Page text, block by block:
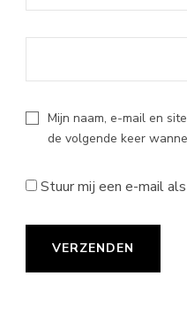
Mijn naam, e-mail en
de volgende keer
Stuur mij een e-mail